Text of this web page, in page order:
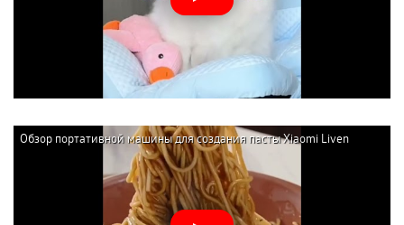
ночной режим работы;
хранение данных на облаке.
Устройство может обеспечить владельцу полную безопасность. В
крайнем случае всегда можно рассчитывать на сохранение
информации о посетителях. Данные невозможно удалить – они
хранятся на удаленном сервере.
Установка и настройка
Приспособление легко устанавливается и настраивается. Для
Обзор портативной машины для создания пасты Xiaomi Liven
Wireless Handheld Noodle Press (ML-A410)